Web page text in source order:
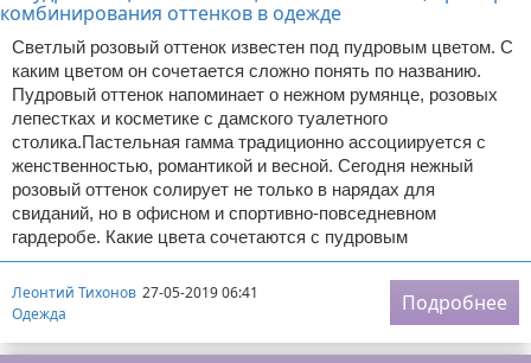
Светлый розовый оттенок известен под пудровым цветом. С
каким цветом он сочетается сложно понять по названию.
Пудровый оттенок напоминает о нежном румянце, розовых
лепестках и косметике с дамского туалетного
столика.Пастельная гамма традиционно ассоциируется с
женственностью, романтикой и весной. Сегодня нежный
розовый оттенок солирует не только в нарядах для
свиданий, но в офисном и спортивно-повседневном
гардеробе. Какие цвета сочетаются с пудровым
Леонтий Тихонов 27-05-2019 06:41
Одежда
Подробнее